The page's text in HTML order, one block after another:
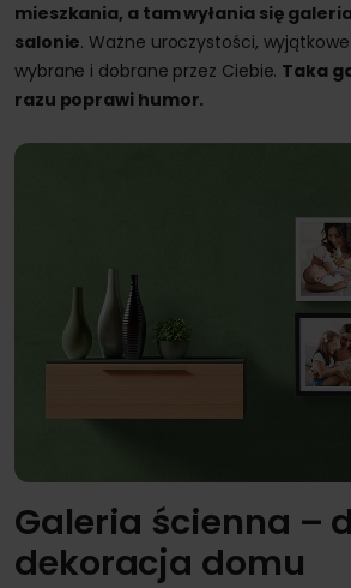
mieszkania, a tam wyłania się
salonie. Ważne uroczystości,
wybrane i dobrane przez Ciebie. Taka
razu poprawi humor.
Galeria ścienna –
dekoracja domu